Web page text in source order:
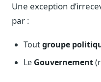
Affaires
JO, décrets, conseil des
ONG, syndicats, ordres,
Parlementaires
Une exception
par :
Toutgroupe
Le Gouvernement